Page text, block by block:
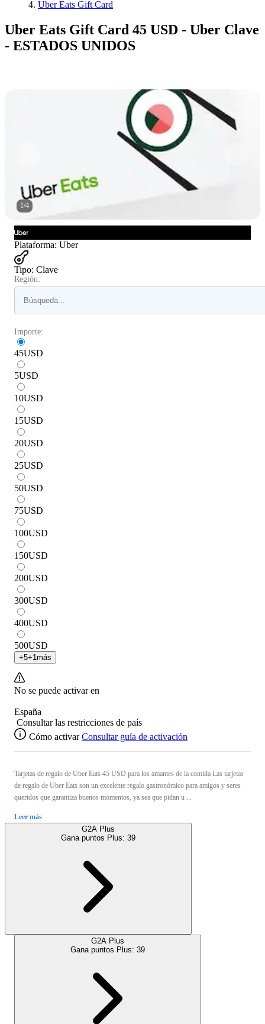
Uber Eats Gift Card
Uber Eats Gift Card 45 USD - Uber Clave
- ESTADOS UNIDOS
1/4
Plataforma: Uber
Tipo: Clave
Región:
Importe:
45USD
5USD
10USD
15USD
20USD
25USD
50USD
75USD
100USD
150USD
200USD
300USD
400USD
500USD
+5+1 más
No se puede activar en
España
Consultar las restricciones de país
Cómo activar Consultar guía de activación
Tarjetas de regalo de Uber Eats 45 USD para los amantes de la comida Las tarjetas
de regalo de Uber Eats son un excelente regalo gastronómico para amigos y seres
queridos que garantiza buenos momentos, ya sea que pidan u ...
Leer más
G2A Plus
Gana puntos Plus: 39
G2A Plus
Gana puntos Plus: 39